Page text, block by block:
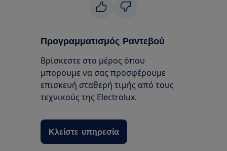
Προγραμματισμός Ραντεβού
Βρίσκεστε στο μέρος όπου
μπορουμε να σας προσφέρουμε
επισκευή σταθερή τιμής από τους
τεχνικούς της Electrolux.
Κλείστε υπηρεσία